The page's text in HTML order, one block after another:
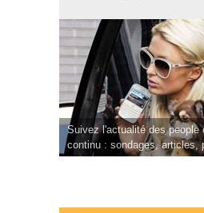
Suivez l'actualité des people
continu : sondages, articles,